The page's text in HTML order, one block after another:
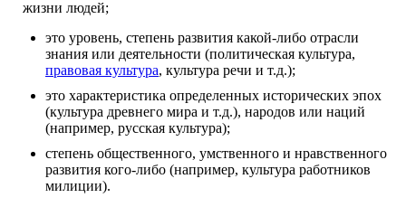
жизни людей;
это уровень, степень развития какой-либо отрасли
знания или деятельности (политическая культура,
правовая культура, культура речи и т.д.);
это характеристика определенных исторических эпох
(культура древнего мира и т.д.), народов или наций
(например, русская культура);
степень общественного, умственного и нравственного
развития кого-либо (например, культура работников
милиции).